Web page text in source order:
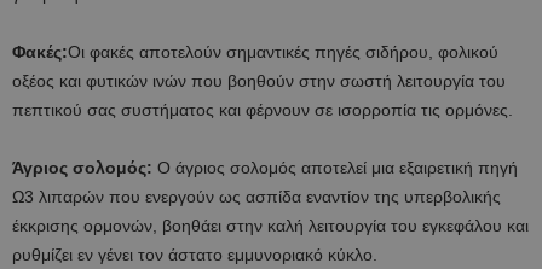
Φακές:Οι φακές αποτελούν σημαντικές πηγές σιδήρου, φoλικού
οξέος και φυτικών ινών που βοηθούν στην σωστή λειτουργία του
πεπτικού σας συστήματος και φέρνουν σε ισορροπία τις ορμόνες.
Άγριος σολομός: Ο άγριος σολομός αποτελεί μια εξαιρετική πηγή
Ω3 λιπαρών που ενεργούν ως ασπίδα εναντίον της υπερβολικής
έκκρισης ορμονών, βοηθάει στην καλή λειτουργία του εγκεφάλου και
ρυθμίζει εν γένει τον άστατο εμμυνοριακό κύκλο.